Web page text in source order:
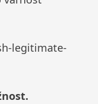
legitimate-